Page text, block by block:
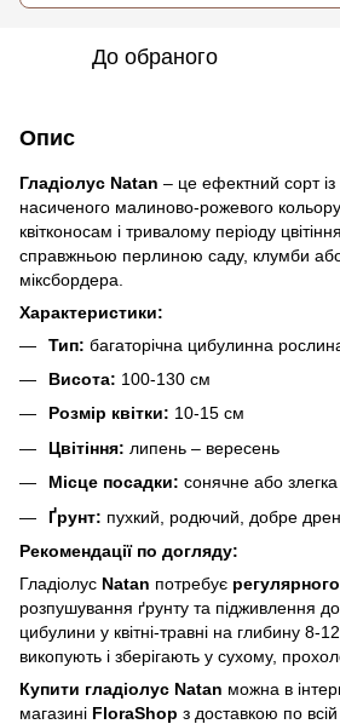
До обраного
Опис
Гладіолус Natan – це ефектний сорт
насиченого малиново-рожевого
квітконосам і тривалому періоду
справжньою перлиною саду, клумби або
міксбордера.
Характеристики:
Тип: багаторічна цибулинна
Висота: 100-130 см
Розмір квітки: 10-15 см
Цвітіння: липень – вересень
Місце посадки: сонячне або злегка
Ґрунт: пухкий, родючий, добре
Рекомендації по догляду:
Гладіолус Natan потребує
розпушування ґрунту та підживлення
цибулини у квітні-травні на глибину 8-
викопують і зберігають у сухому,
Купити гладіолус Natan можна в
магазині FloraShop з доставкою по всій